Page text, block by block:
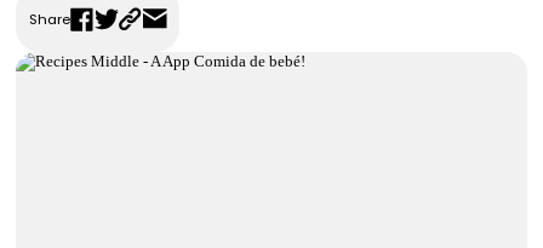
FAQS
Contactos
Share